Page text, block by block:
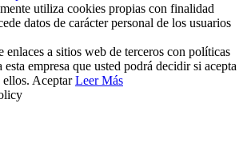
utiliza cookies propias con finalidad
datos de carácter personal de los usuarios
enlaces a sitios web de terceros con políticas
empresa que usted podrá decidir si acepta
ellos. Aceptar Leer Más